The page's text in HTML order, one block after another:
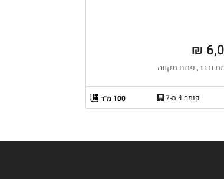
ורבר, פתח תקווה
קומה 4 מ-7 100 מ"ר